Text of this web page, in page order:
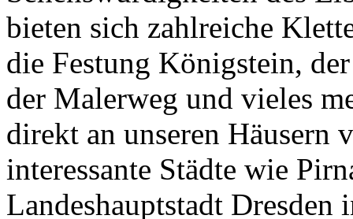
bieten sich zahlreiche
die Festung Königstein,
der Malerweg und vieles
direkt an unseren Häusern
interessante Städte wie
Landeshauptstadt Dresden